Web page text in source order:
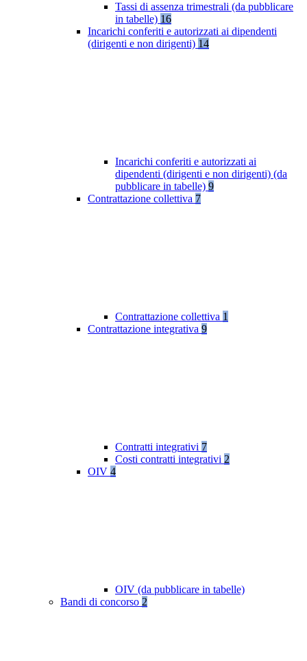
Tassi di assenza trimestrali (da pubblicare
in tabelle) 16
Incarichi conferiti e autorizzati ai dipendenti
(dirigenti e non dirigenti) 14
Incarichi conferiti e autorizzati ai
dipendenti (dirigenti e non dirigenti) (da
pubblicare in tabelle) 9
Contrattazione collettiva 7
Contrattazione collettiva 1
Contrattazione integrativa 9
Contratti integrativi 7
Costi contratti integrativi 2
OIV 4
OIV (da pubblicare in tabelle)
Bandi di concorso 2